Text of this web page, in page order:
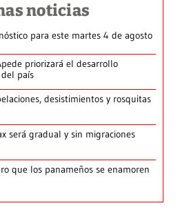
noticias
para este martes 4 de agosto
priorizará el desarrollo
país
desistimientos y rosquitas
será gradual y sin migraciones
que los panameños se enamoren